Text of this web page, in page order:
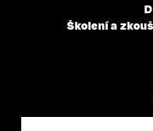
Školení a